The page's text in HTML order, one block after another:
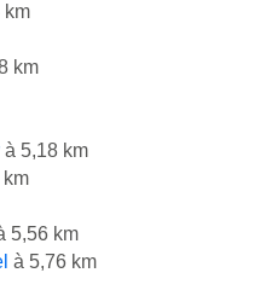
km
km
à 5,18 km
km
5,56 km
à 5,76 km